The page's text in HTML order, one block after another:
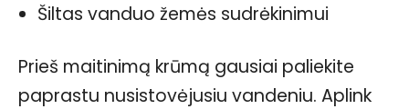
Šiltas vanduo žemės sudrėkinimui
Prieš maitinimą krūmą gausiai paliekite
paprastu nusistovėjusiu vandeniu. Aplink